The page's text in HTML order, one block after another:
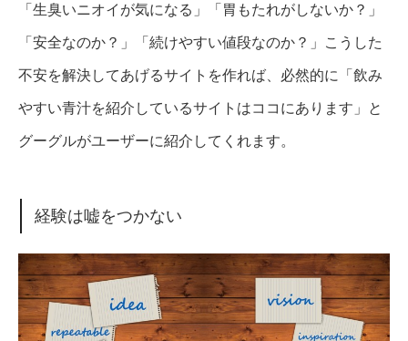
「生臭いニオイが気になる」「胃もたれがしないか？」
「安全なのか？」「続けやすい値段なのか？」 こうした
不安を解決してあげるサイトを作れば、必然的に「飲み
やすい青汁を紹介しているサイトはココにあります」と
グーグルがユーザーに紹介してくれます。
経験は嘘をつかない